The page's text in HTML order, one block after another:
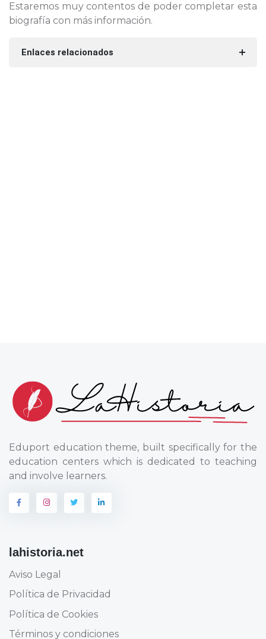
Estaremos muy contentos de poder completar esta
biografía con más información.
Enlaces relacionados
Eduport education theme, built specifically for the
education centers which is dedicated to teaching
and involve learners.
lahistoria.net
Aviso Legal
Política de Privacidad
Política de Cookies
Términos y condiciones